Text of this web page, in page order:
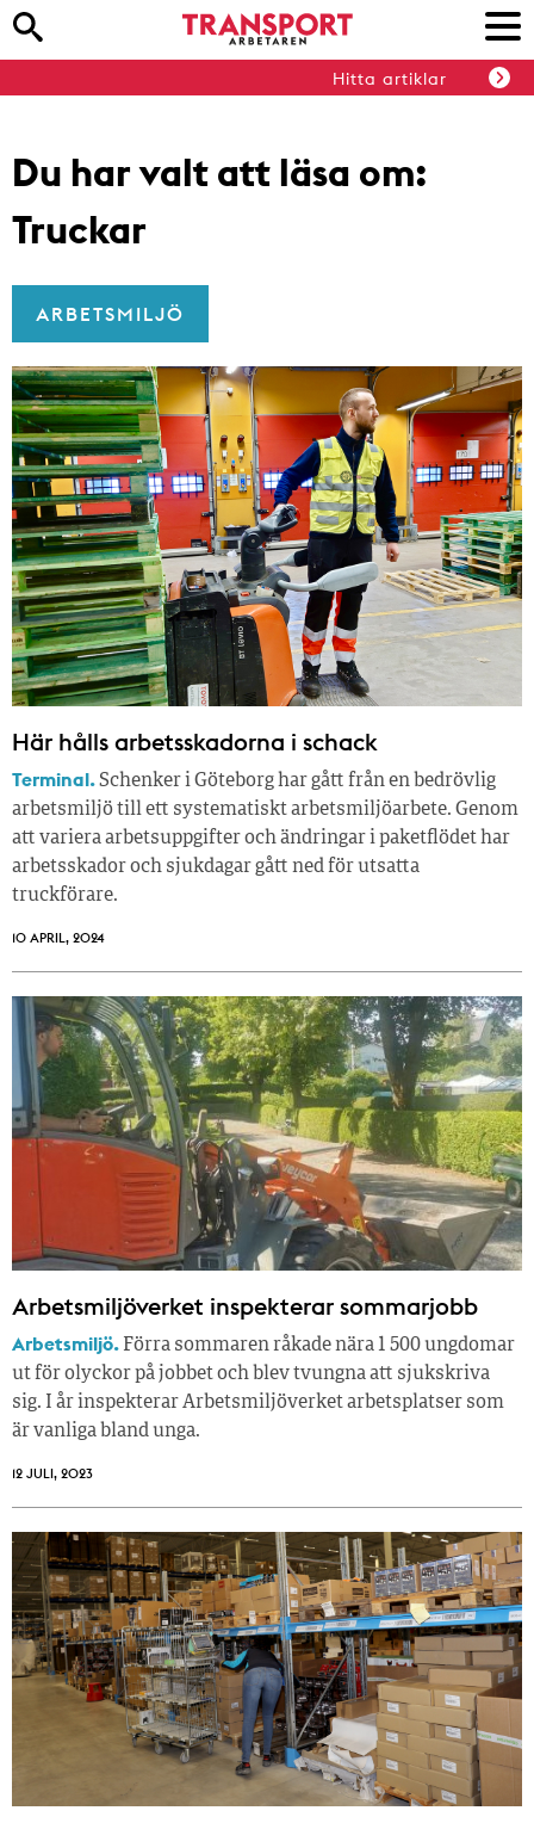
Hitta artiklar
Du har valt att läsa om:
Truckar
ARBETSMILJÖ
Här hålls arbetsskadorna i schack
Terminal.Schenker i Göteborg har gått från en bedrövlig
arbetsmiljö till ett systematiskt arbetsmiljöarbete. Genom
att variera arbetsuppgifter och ändringar i paketflödet har
arbetsskador och sjukdagar gått ned för utsatta
truckförare.
10 APRIL, 2024
Arbetsmiljöverket inspekterar sommarjobb
Arbetsmiljö. Förra sommaren råkade nära 1 500 ungdomar
ut för olyckor på jobbet och blev tvungna att sjukskriva
sig. I år inspekterar Arbetsmiljöverket arbetsplatser som
är vanliga bland unga.
12 JULI, 2023